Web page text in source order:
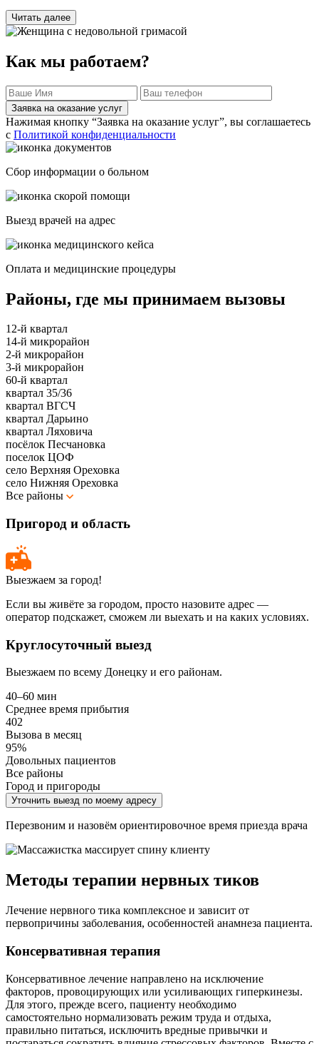
Читать далее
Как мы работаем?
Заявка на оказание услуг
Нажимая кнопку “Заявка на оказание услуг”, вы соглашаетесь
с Политикой конфиденциальности
Сбор информации о больном
Выезд врачей на адрес
Оплата и медицинские процедуры
Районы, где мы принимаем вызовы
12-й квартал
14-й микрорайон
2-й микрорайон
3-й микрорайон
60-й квартал
квартал 35/36
квартал ВГСЧ
квартал Дарьино
квартал Ляховича
посёлок Песчановка
поселок ЦОФ
село Верхняя Ореховка
село Нижняя Ореховка
Все районы
Пригород и область
Выезжаем за город!
Если вы живёте за городом, просто назовите адрес —
оператор подскажет, сможем ли выехать и на каких условиях.
Круглосуточный выезд
Выезжаем по всему Донецку и его районам.
40–60 мин
Среднее время прибытия
402
Вызова в месяц
95%
Довольных пациентов
Все районы
Город и пригороды
Уточнить выезд по моему адресу
Перезвоним и назовём ориентировочное время приезда врача
Методы терапии нервных тиков
Лечение нервного тика комплексное и зависит от
первопричины заболевания, особенностей анамнеза пациента.
Консервативная терапия
Консервативное лечение направлено на исключение
факторов, провоцирующих или усиливающих гиперкинезы.
Для этого, прежде всего, пациенту необходимо
самостоятельно нормализовать режим труда и отдыха,
правильно питаться, исключить вредные привычки и